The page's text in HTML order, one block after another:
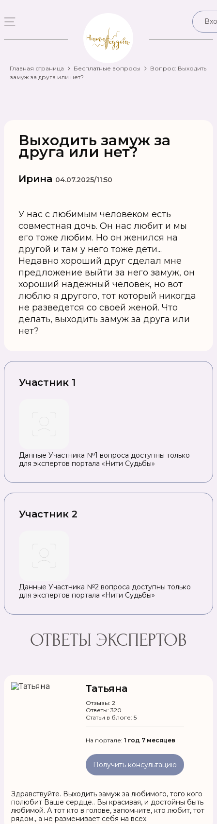
Главная страница Бесплатные вопросы
Вопрос: Выходить
замуж за друга или нет?
Выходить замуж за
друга или нет?
Ирина 04.07.2025/11:50
У нас с любимым человеком есть
совместная дочь. Он нас любит и мы
его тоже любим. Но он женился на
другой и там у него тоже дети...
Недавно хороший друг сделал мне
предложение выйти за него замуж, он
хороший надежный человек, но вот
люблю я другого, тот который никогда
не разведется со своей женой. Что
делать, выходить замуж за друга или
нет?
Участник 1
Данные Участника №1 вопроса доступны только
для экспертов портала «Нити Судьбы»
Участник 2
Данные Участника №2 вопроса доступны только
для экспертов портала «Нити Судьбы»
ОТВЕТЫ ЭКСПЕРТОВ
Татьяна
Отзывы: 2
Ответы: 320
Статьи в блоге: 5
На портале: 1 год 7 месяцев
Получить консультацию
Здравствуйте. Выходить замуж за любимого, того кого
полюбит Ваше сердце.. Вы красивая, и достойны быть
любимой. А тот кто в голове, запомните, кто любит, тот
рядом., а не разменивает себя на всех.